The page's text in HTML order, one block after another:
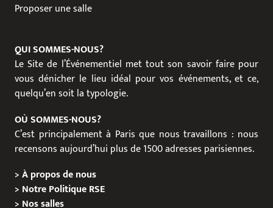
Proposer une salle
QUI SOMMES-NOUS?
Le Site de l’Événementiel met tout son savoir faire pour
vous dénicher le lieu idéal pour vos événements, et ce,
quelqu’en soit la typologie.
OÙ SOMMES-NOUS?
C’est principalement à Paris que nous travaillons : nous
recensons aujourd’hui plus de 1500 adresses parisiennes.
>À propos de nous
> Notre Politique RSE
> Nos salles